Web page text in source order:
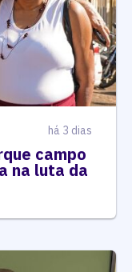
há 3 dias
campo
na luta da